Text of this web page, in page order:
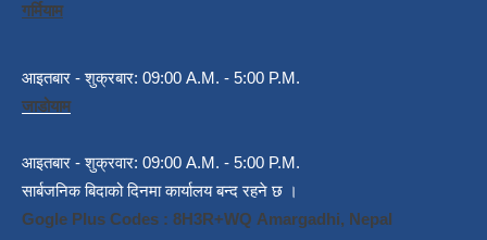
गर्मियाम
आइतबार - शुक्रबार: 09:00 A.M. - 5:00 P.M.
जाडोयाम
आइतबार - शुक्रवार: 09:00 A.M. - 5:00 P.M.
सार्बजनिक बिदाको दिनमा कार्यालय बन्द रहने छ ।
Gogle Plus Codes : 8H3R+WQ Amargadhi, Nepal